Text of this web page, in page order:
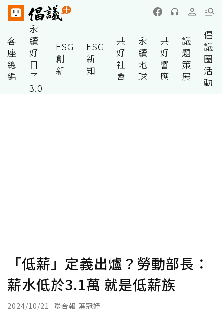
客
座
總
編
永
續
好
日
子
3.0
ESG
創
新
ESG
新
知
共
好
社
會
永
續
地
球
共
好
響
應
議
題
策
展
倡
議
圈
活
動
「低薪」定義出爐？勞動部長：
薪水低於3.1萬 就是低薪族
2024/10/21 聯合報 葉冠妤